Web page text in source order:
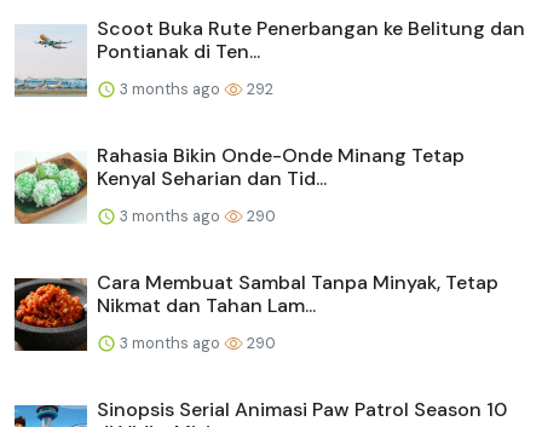
Scoot Buka Rute Penerbangan ke Belitung dan
Pontianak di Ten...
3 months ago 292
Rahasia Bikin Onde-Onde Minang Tetap
Kenyal Seharian dan Tid...
3 months ago 290
Cara Membuat Sambal Tanpa Minyak, Tetap
Nikmat dan Tahan Lam...
3 months ago 290
Sinopsis Serial Animasi Paw Patrol Season 10